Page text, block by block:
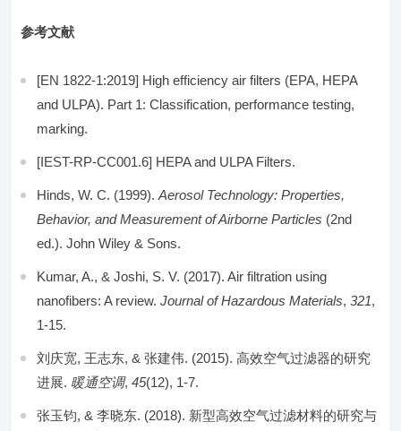
参考文献
[EN 1822-1:2019] High efficiency air filters (EPA, HEPA
and ULPA). Part 1: Classification, performance testing,
marking.
[IEST-RP-CC001.6] HEPA and ULPA Filters.
Hinds, W. C. (1999).Aerosol Technology: Properties,
Behavior, and Measurement of Airborne Particles (2nd
ed.). John Wiley & Sons.
Kumar, A., & Joshi, S. V. (2017). Air filtration using
nanofibers: A review.Journal of Hazardous Materials,321,
1-15.
刘庆宽, 王志东, & 张建伟. (2015). 高效空气过滤器的研究
进展. 暖通空调,45(12), 1-7.
张玉钧, & 李晓东. (2018). 新型高效空气过滤材料的研究与